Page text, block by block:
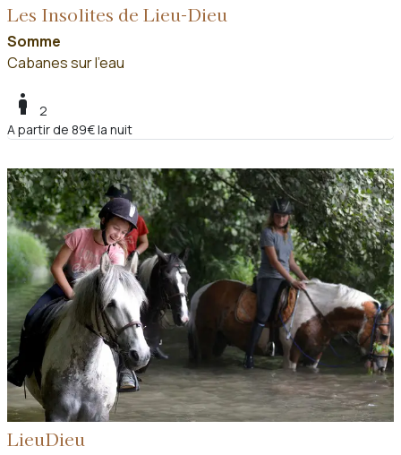
Les Insolites de Lieu-Dieu
Somme
Cabanes sur l'eau
boy
2
A partir de 89€ la nuit
LieuDieu